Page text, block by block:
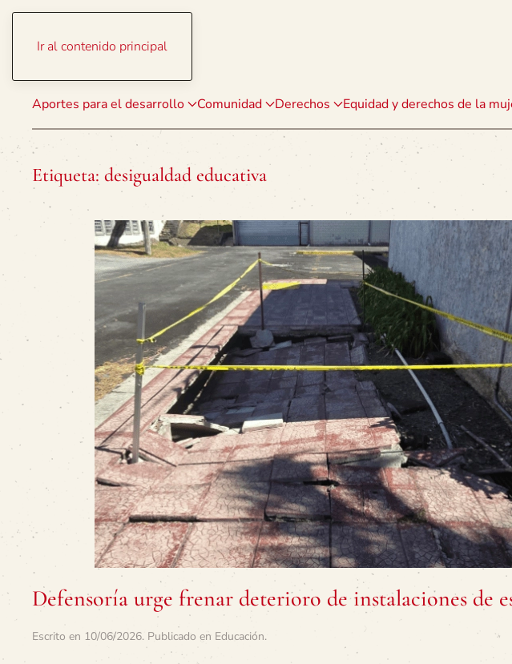
Ir al contenido principal
Aportes para el desarrollo Comunidad Derechos Equidad y derechos de la
Etiqueta: desigualdad educativa
Defensoría urge frenar deterioro de instalaciones de
Escrito en 10/06/2026. Publicado en Educación.